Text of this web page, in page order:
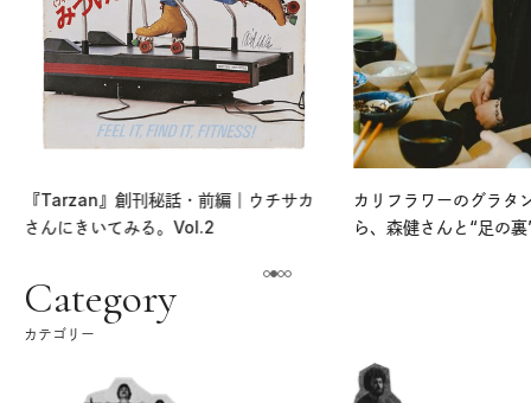
『Tarzan』創刊秘話・前編｜ウチサカ
さんにきいてみる。Vol.2
カリフラワーのグラタ
ら、森健さんと“足の
Category
カテゴリー